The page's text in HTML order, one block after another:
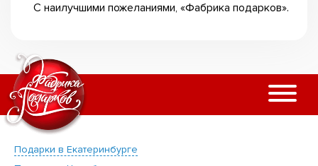
С наилучшими пожеланиями, «Фабрика подарков».
Подарки в Екатеринбурге